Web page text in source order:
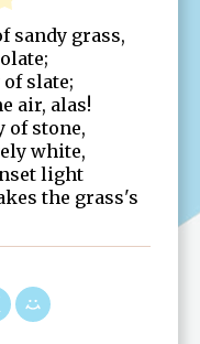
sandy grass,
of slate;
air, alas!
of stone,
white,
light
the grass's